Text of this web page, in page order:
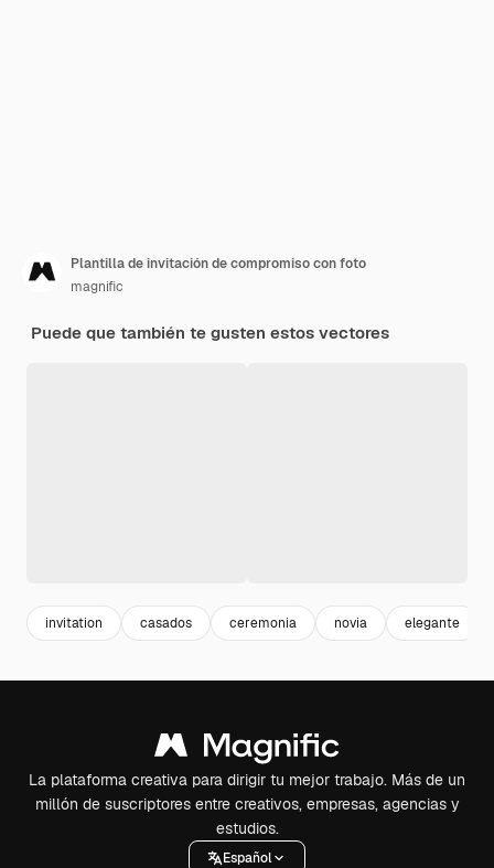
Plantilla de invitación de compromiso con foto
magnific
Puede que también te gusten estos vectores
invitation casados ceremonia novia elegante
La plataforma creativa para dirigir tu mejor trabajo. Más de un
millón de suscriptores entre creativos, empresas, agencias y
estudios.
Español